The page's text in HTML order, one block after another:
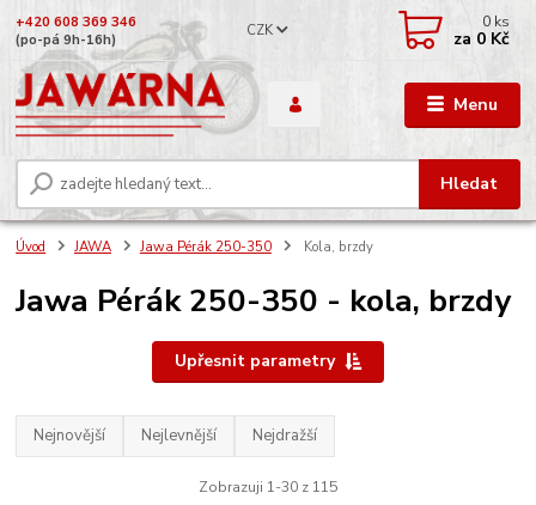
Menu
CZK
Hledat
+420 608 369 346
(po-pá 9h-16h)
0 ks
za 0 Kč
Úvod JAWA Jawa Pérák 250-350 Kola, brzdy
Jawa Pérák 250-350 - kola, brzdy
Upřesnit parametry
Nejnovější Nejlevnější Nejdražší
Zobrazuji 1-30 z 115